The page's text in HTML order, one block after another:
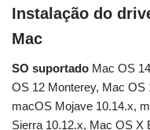
Instalação do
Mac
SO suportado Mac OS
OS 12 Monterey, Mac OS
macOS Mojave 10.14.x,
Sierra 10.12.x, Mac OS X